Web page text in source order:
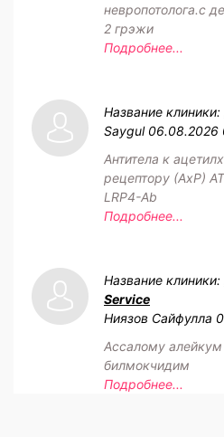
невропотолога.с
2 грэжи
Подробнее...
Название клиники:
Saygul 06.08.2026
Антитела к
рецептору (АхР)
LRP4-Ab
Подробнее...
Название клиники:
Service
Ниязов Сайфулла
Ассалому
билмокчидим
Подробнее...